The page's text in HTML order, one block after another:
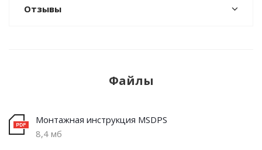
Отзывы
Файлы
Монтажная инструкция MSDPS
8,4 мб